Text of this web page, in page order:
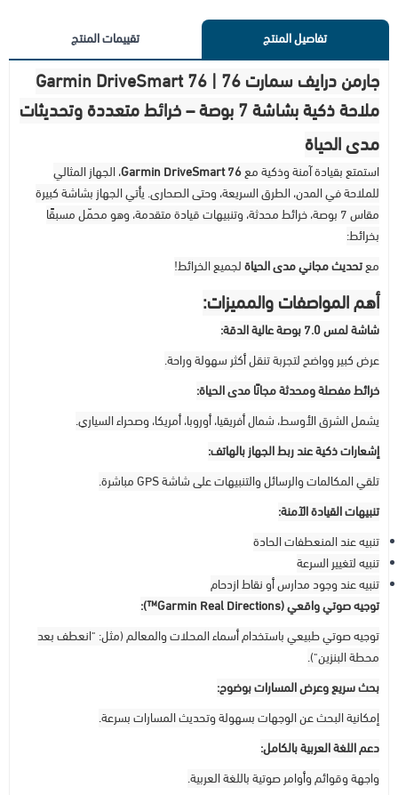
تفاصيل المنتج تقييمات المنتج
جارمن درايف سمارت 76 | Garmin DriveSmart 76
ملاحة ذكية بشاشة 7 بوصة – خرائط متعددة وتحديثات
مدى الحياة
استمتع بقيادة آمنة وذكية معGarmin DriveSmart 76، الجهاز المثالي
للملاحة في المدن، الطرق السريعة، وحتى الصحارى. يأتي الجهاز بشاشة كبيرة
مقاس 7 بوصة، خرائط محدثة، وتنبيهات قيادة متقدمة، وهو محمّل مسبقًا
بخرائط:
معتحديث مجاني مدى الحياةلجميع الخرائط!
أهم المواصفات والمميزات:
شاشة لمس 7.0 بوصة عالية الدقة:
عرض كبير وواضح لتجربة تنقل أكثر سهولة وراحة.
خرائط مفصلة ومحدثة مجانًا مدى الحياة:
يشمل الشرق الأوسط، شمال أفريقيا، أوروبا، أمريكا، وصحراء السياري.
إشعارات ذكية عند ربط الجهاز بالهاتف:
تلقي المكالمات والرسائل والتنبيهات على شاشة GPS مباشرة.
تنبيهات القيادة الآمنة:
تنبيه عند المنعطفات الحادة
تنبيه لتغيير السرعة
تنبيه عند وجود مدارس أو نقاط ازدحام
توجيه صوتي واقعي (Garmin Real Directions™):
توجيه صوتي طبيعي باستخدام أسماء المحلات والمعالم (مثل: "انعطف بعد
محطة البنزين").
بحث سريع وعرض المسارات بوضوح:
إمكانية البحث عن الوجهات بسهولة وتحديث المسارات بسرعة.
دعم اللغة العربية بالكامل:
واجهة وقوائم وأوامر صوتية باللغة العربية.